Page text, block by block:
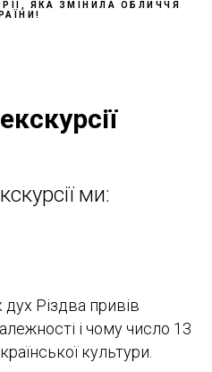
ЯКА ЗМІНИЛА ОБЛИЧЧЯ
ми:
дух Різдва привів
і чому число 13
культури.